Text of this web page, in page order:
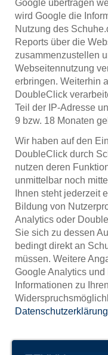
Google übertragen
wird Google die
Nutzung des
Reports über die
zusammenzustellen
Webseitennutzung
erbringen. Weiterhin
DoubleClick
Teil der IP-Adresse
9 bzw. 18 Monaten
Wir haben auf den
DoubleClick durch
nutzen deren
unmittelbar noch
Ihnen steht jederzeit
Bildung von
Analytics oder
Sie sich zu dessen
bedingt direkt an
müssen. Weitere
Google Analytics
Informationen zu